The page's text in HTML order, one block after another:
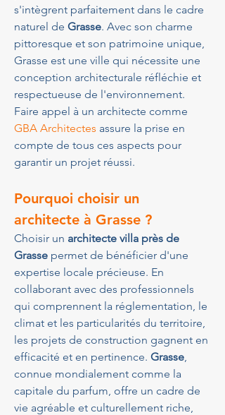
s'intègrent parfaitement dans le cadre
naturel de Grasse. Avec son charme
pittoresque et son patrimoine unique,
Grasse est une ville qui nécessite une
conception architecturale réfléchie et
respectueuse de l'environnement.
Faire appel à un architecte comme
GBA Architectes assure la prise en
compte de tous ces aspects pour
garantir un projet réussi.
Pourquoi choisir un
architecte à Grasse ?
Choisir un architecte villa près de
Grasse permet de bénéficier d'une
expertise locale précieuse. En
collaborant avec des professionnels
qui comprennent la réglementation, le
climat et les particularités du territoire,
les projets de construction gagnent en
efficacité et en pertinence. Grasse,
connue mondialement comme la
capitale du parfum, offre un cadre de
vie agréable et culturellement riche,